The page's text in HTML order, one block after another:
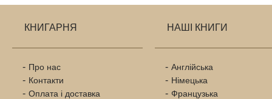
КНИГАРНЯ
Про нас
Контакти
Оплата і доставка
НАШІ КНИГИ
Англійська
Німецька
Французька